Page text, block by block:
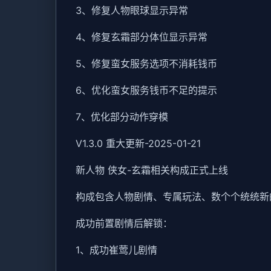
3、修复人物眼球显示异常
4、修复玄霜部分体位显示异常
5、修复蛮女服务选项不消耗钱币
6、优化蛮女服务钱币不足的提示
7、优化部分动作穿模
V1.3.0 重大更新-2025-01-21
新人物 侠女-玄霜相关构成正式上线
构成包含人物剧情、专属玩法、数个个统统
成功前置剧情后解锁：
1、成功崔莺儿剧情